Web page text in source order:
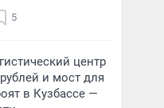
5
центр
и мост для
в Кузбассе —